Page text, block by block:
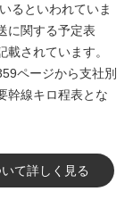
るといわれていま
に関する予定表
されています。
ページから支社別
幹線キロ程表とな
て詳しく見る